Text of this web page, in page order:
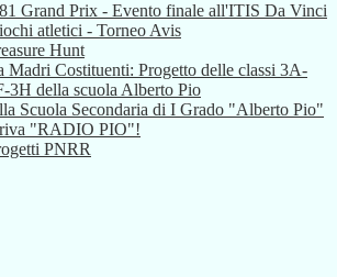
Grand Prix - Evento finale all'ITIS Da Vinci
atletici - Torneo Avis
Hunt
Madri Costituenti: Progetto delle classi 3A-
3H della scuola Alberto Pio
Scuola Secondaria di I Grado "Alberto Pio"
"RADIO PIO"!
PNRR